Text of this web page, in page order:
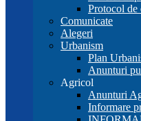
Protocol de
Comunicate
Alegeri
Urbanism
Plan
Anunturi
Agricol
Anunturi
Informare